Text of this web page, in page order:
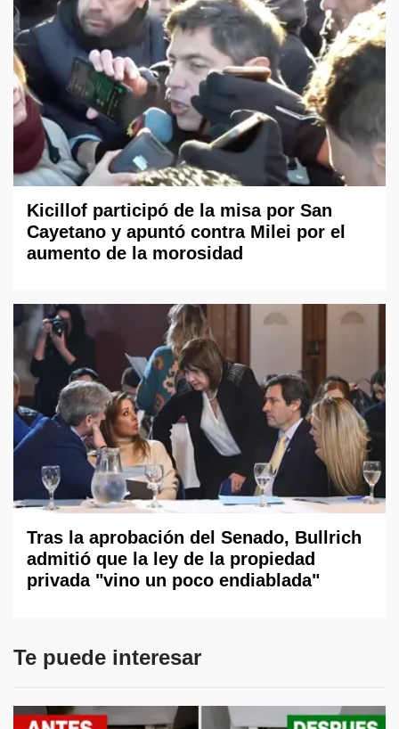
Kicillof participó de la misa por San
Cayetano y apuntó contra Milei por el
aumento de la morosidad
Tras la aprobación del Senado, Bullrich
admitió que la ley de la propiedad
privada "vino un poco endiablada"
Te puede interesar